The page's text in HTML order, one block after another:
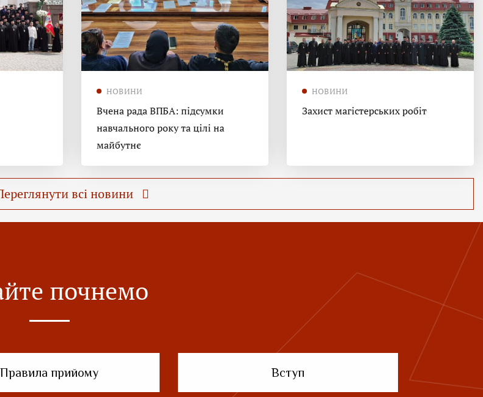
НОВИНИ
Вчена рада ВПБА: підсумки
навчального року та цілі на
майбутнє
НОВИНИ
Захист магістерських робіт
всі новини
почнемо
Правила прийому Вступ